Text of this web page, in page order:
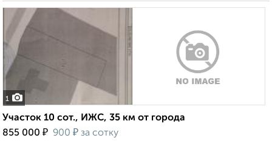
1
Участок 10 сот., ИЖС, 35 км от города
855 000 ₽ 900 ₽ за сотку